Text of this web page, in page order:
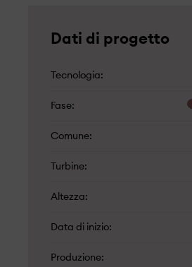
Dati di progetto
Tecnologia
Fase
Comune
Turbine
Altezza
Data di inizio
Produzione